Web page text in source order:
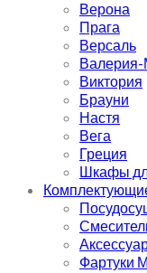
Верона
Прага
Версаль
Виктория
Брауни
Настя
Вега
Греция
Шкафы
Фартуки